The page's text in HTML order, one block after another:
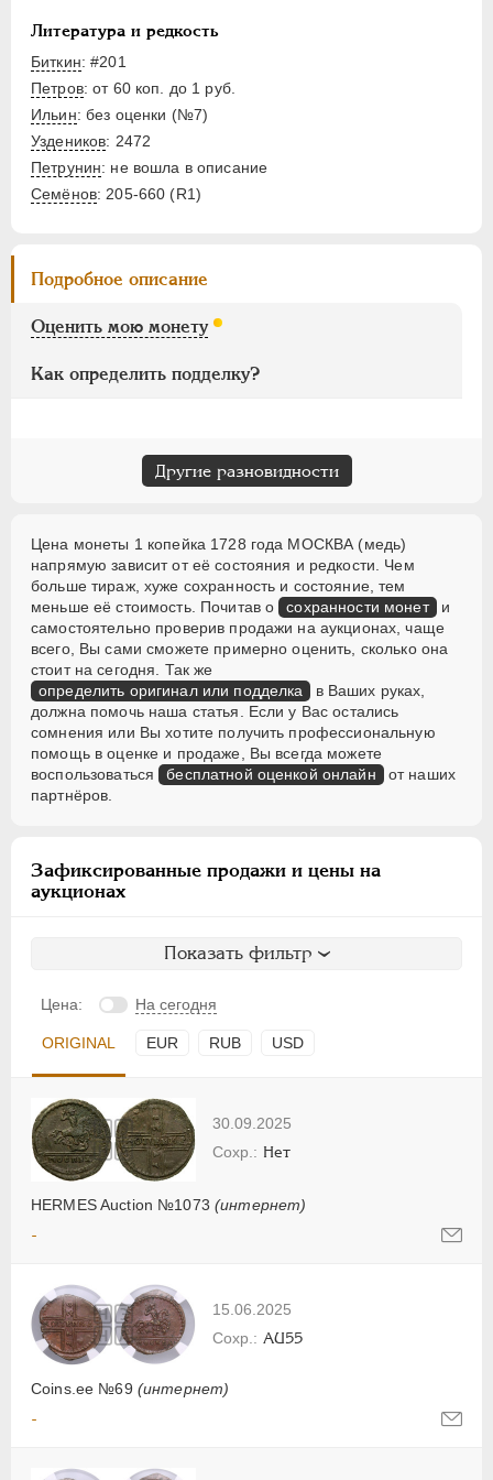
Литература и редкость
Биткин: #201
Петров: от 60 коп. до 1 руб.
Ильин: без оценки (№7)
Уздеников: 2472
Петрунин: не вошла в описание
Семёнов: 205-660 (R1)
Подробное описание
Оценить мою монету
Как определить подделку?
Другие разновидности
Цена монеты 1 копейка 1728 года МОСКВА (медь)
напрямую зависит от её состояния и редкости. Чем
больше тираж, хуже сохранность и состояние, тем
меньше её стоимость. Почитав о сохранности монет и
самостоятельно проверив продажи на аукционах, чаще
всего, Вы сами сможете примерно оценить, сколько она
стоит на сегодня. Так же
определить оригинал или подделка
в Ваших руках,
должна помочь наша статья. Если у Вас остались
сомнения или Вы хотите получить профессиональную
помощь в оценке и продаже, Вы всегда можете
воспользоваться бесплатной оценкой онлайн от наших
партнёров.
Зафиксированные продажи и цены на
аукционах
Показать фильтр
Цена: На сегодня
ORIGINAL EUR RUB USD
30.09.2025
HERMES Auction №1073 (интернет)
Нет
-
15.06.2025
Coins.ee №69 (интернет)
AU55
-
ВРЕМЕННОЕ ПРАВ. 1917-1918
ИНОСТРАННЫЕ